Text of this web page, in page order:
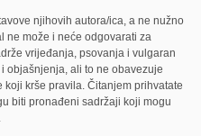
njihovih autora/ica, a ne nužno
ne može i neće odgovarati za
vrijeđanja, psovanja i vulgaran
objašnjenja, ali to ne obavezuje
krše pravila. Čitanjem prihvatate
biti pronađeni sadržaji koji mogu